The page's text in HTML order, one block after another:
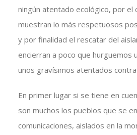
ningún atentado ecológico, por el
muestran lo más respetuosos
y por finalidad el rescatar del
encierran a poco que hurguemos
unos gravísimos atentados
En primer lugar si se tiene en
son muchos los pueblos que se
comunicaciones, aislados en la